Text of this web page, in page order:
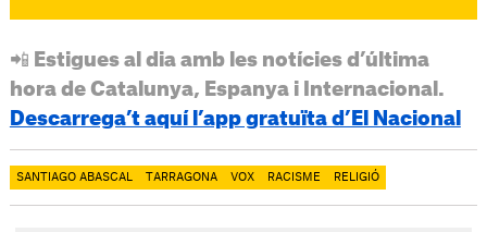
📲 Estigues al dia amb les notícies d’última
hora de Catalunya, Espanya i Internacional.
Descarrega’t aquí l’app gratuïta d’El Nacional
SANTIAGO ABASCAL TARRAGONA VOX RACISME RELIGIÓ